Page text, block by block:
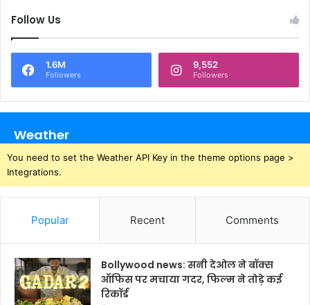
Follow Us
1.6M
Followers
9,552
Followers
Weather
You need to set the Weather API Key in the theme options page >
Integrations.
Popular Recent Comments
Bollywood news: सनी देओल ने बॉक्स
ऑफिस पर मचाया गदर, फिल्म ने तोड़े कई
रिकॉर्ड